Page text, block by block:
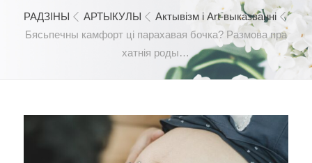
РАДЗІНЫ АРТЫКУЛЫ
Актывізм і Art-выказванні
Бясьпечны камфорт ці парахавая бочка? Размова пра
хатнія роды…